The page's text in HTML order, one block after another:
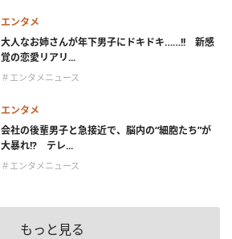
エンタメ
大人なお姉さんが年下男子にドキドキ……!! 新感
覚の恋愛リアリ...
＃エンタメニュース
エンタメ
会社の後輩男子と急接近で、脳内の“細胞たち”が
大暴れ!? テレ...
＃エンタメニュース
もっと見る